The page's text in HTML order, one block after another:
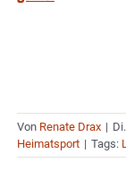
Von Renate Drax |
Heimatsport | Tags: